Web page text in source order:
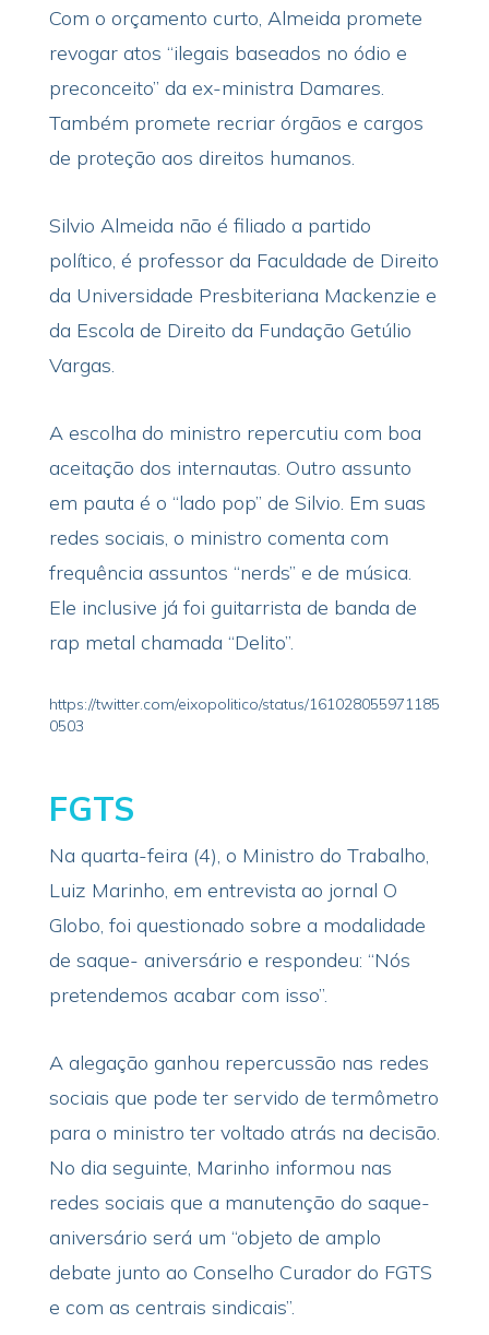
Com o orçamento curto, Almeida promete
revogar atos “ilegais baseados no ódio e
preconceito” da ex-ministra Damares.
Também promete recriar órgãos e cargos
de proteção aos direitos humanos.
Silvio Almeida não é filiado a partido
político, é professor da Faculdade de Direito
da Universidade Presbiteriana Mackenzie e
da Escola de Direito da Fundação Getúlio
Vargas.
A escolha do ministro repercutiu com boa
aceitação dos internautas. Outro assunto
em pauta é o “lado pop” de Silvio. Em suas
redes sociais, o ministro comenta com
frequência assuntos “nerds” e de música.
Ele inclusive já foi guitarrista de banda de
rap metal chamada “Delito”.
https://twitter.com/eixopolitico/status/161028055971185
0503
FGTS
Na quarta-feira (4), o Ministro do Trabalho,
Luiz Marinho, em entrevista ao jornal O
Globo, foi questionado sobre a modalidade
de saque- aniversário e respondeu: “Nós
pretendemos acabar com isso”.
A alegação ganhou repercussão nas redes
sociais que pode ter servido de termômetro
para o ministro ter voltado atrás na decisão.
No dia seguinte, Marinho informou nas
redes sociais que a manutenção do saque-
aniversário será um “objeto de amplo
debate junto ao Conselho Curador do FGTS
e com as centrais sindicais”.